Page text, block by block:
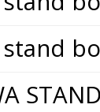
stand